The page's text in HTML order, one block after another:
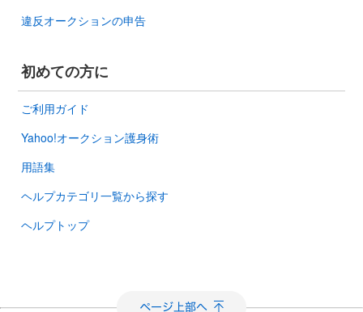
違反オークションの申告
初めての方に
ご利用ガイド
Yahoo!オークション護身術
用語集
ヘルプカテゴリ一覧から探す
ヘルプトップ